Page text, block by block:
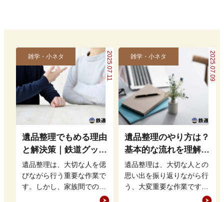
2025.07.11
雑学・小ネタ
遺品整理でもめる理由
と解決策｜鉄道グッズ
の整理方法もアドバイ
ス
遺品整理は、大切な人を偲
びながら行う重要な作業で
す。しかし、家族間での意
見の相違や思い出の品をど
2025.07.09
雑学・小ネタ
遺品整理のやり方は？
基本的な流れを理解し
て買取・処分をスムー
ズに進めよう
遺品整理は、大切な人との
思い出を振り返りながら行
う、大変重要な作業です。
しかし、どこから手をつけ